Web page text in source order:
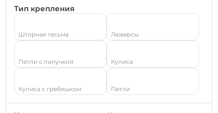
Тип крепления
Шторная тесьма Люверсы
Петли с липучкой Кулиса
Кулиса с гребешком Петли